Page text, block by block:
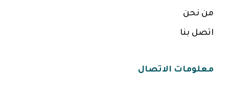
من نحن
اتصل بنا
معلومات الاتصال